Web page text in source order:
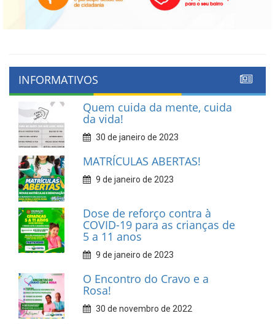
INFORMATIVOS
Quem cuida da mente, cuida
da vida!
30 de janeiro de 2023
MATRÍCULAS ABERTAS!
9 de janeiro de 2023
Dose de reforço contra à
COVID-19 para as crianças de
5 a 11 anos
9 de janeiro de 2023
O Encontro do Cravo e a
Rosa!
30 de novembro de 2022